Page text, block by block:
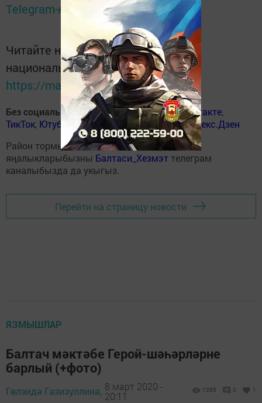
Telegram-канале
Татмедиа
Читайте новости Татарстана в
национальном мессенджере MАХ:
https://max.ru/tatmedia
Без социаль челтәрләрдә:ВКонтакте,ВКонтакте,
ТикТок, Ютуб Одноклассники,Телеграм,Яндекс.Дзен
Район тормышына кагылышлы иң мөһим
яңалыкларыбызны Балтаси_Хезмэт телеграм
каналыбызда да укыгыз.
Перейти на страницу новости
ЯЗМЫШЛАР
Балтач мәктәбе Герой-шәһәрләрне
барлый (+фото)
Гөлзидә Газизуллина, 8 март 2020 -
20:11
1395 0 1